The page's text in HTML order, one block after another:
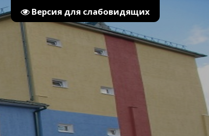
Версия для слабовидящих